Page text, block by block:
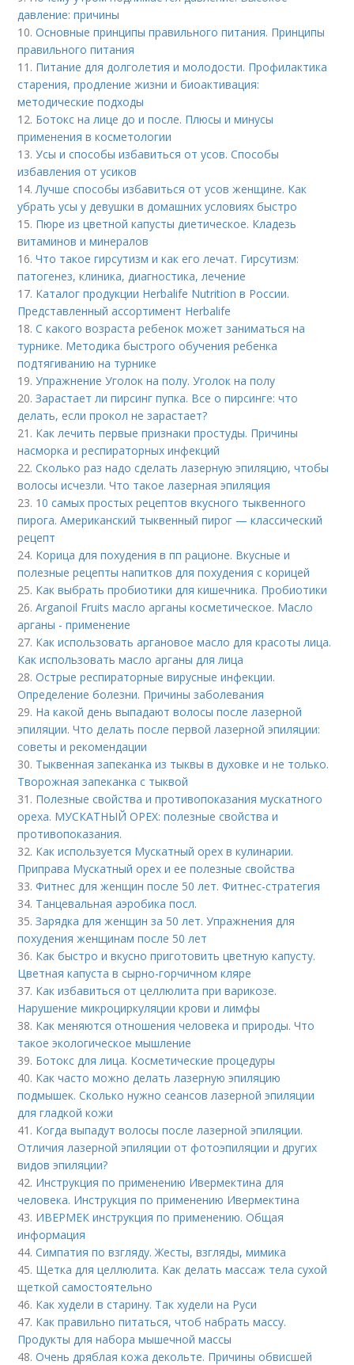
давление: причины
10.Основные принципы правильного питания. Принципы
правильного питания
11. Питание для долголетия и молодости. Профилактика
старения, продление жизни и биоактивация:
методические подходы
12. Ботокс на лице до и после. Плюсы и минусы
применения в косметологии
13.Усы и способы избавиться от усов. Способы
избавления от усиков
14.Лучше способы избавиться от усов женщине. Как
убрать усы у девушки в домашних условиях быстро
15. Пюре из цветной капусты диетическое. Кладезь
витаминов и минералов
16.Что такое гирсутизм и как его лечат. Гирсутизм:
патогенез, клиника, диагностика, лечение
17. Каталог продукции Herbalife Nutrition в России.
Представленный ассортимент Herbalife
18.С какого возраста ребенок может заниматься на
турнике. Методика быстрого обучения ребенка
подтягиванию на турнике
19.Упражнение Уголок на полу. Уголок на полу
20.Зарастает ли пирсинг пупка. Все о пирсинге: что
делать, если прокол не зарастает?
21. Как лечить первые признаки простуды. Причины
насморка и респираторных инфекций
22.Сколько раз надо сделать лазерную эпиляцию, чтобы
волосы исчезли. Что такое лазерная эпиляция
23. 10 самых простых рецептов вкусного тыквенного
пирога. Американский тыквенный пирог — классический
рецепт
24. Корица для похудения в пп рационе. Вкусные и
полезные рецепты напитков для похудения с корицей
25. Как выбрать пробиотики для кишечника. Пробиотики
26.Arganoil Fruits масло арганы косметическое. Масло
арганы - применение
27. Как использовать аргановое масло для красоты лица.
Как использовать масло арганы для лица
28.Острые респираторные вирусные инфекции.
Определение болезни. Причины заболевания
29. На какой день выпадают волосы после лазерной
эпиляции. Что делать после первой лазерной эпиляции:
советы и рекомендации
30. Тыквенная запеканка из тыквы в духовке и не только.
Творожная запеканка с тыквой
31. Полезные свойства и противопоказания мускатного
ореха. МУСКАТНЫЙ ОРЕХ: полезные свойства и
противопоказания.
32. Как используется Мускатный орех в кулинарии.
Приправа Мускатный орех и ее полезные свойства
33.Фитнес для женщин после 50 лет. Фитнес-стратегия
34. Танцевальная аэробика посл.
35.Зарядка для женщин за 50 лет. Упражнения для
похудения женщинам после 50 лет
36. Как быстро и вкусно приготовить цветную капусту.
Цветная капуста в сырно-горчичном кляре
37. Как избавиться от целлюлита при варикозе.
Нарушение микроциркуляции крови и лимфы
38. Как меняются отношения человека и природы. Что
такое экологическое мышление
39. Ботокс для лица. Косметические процедуры
40. Как часто можно делать лазерную эпиляцию
подмышек. Сколько нужно сеансов лазерной эпиляции
для гладкой кожи
41. Когда выпадут волосы после лазерной эпиляции.
Отличия лазерной эпиляции от фотоэпиляции и других
видов эпиляции?
42. Инструкция по применению Ивермектина для
человека. Инструкция по применению Ивермектина
43. ИВЕРМЕК инструкция по применению. Общая
информация
44.Симпатия по взгляду. Жесты, взгляды, мимика
45. Щетка для целлюлита. Как делать массаж тела сухой
щеткой самостоятельно
46. Как худели в старину. Так худели на Руси
47. Как правильно питаться, чтоб набрать массу.
Продукты для набора мышечной массы
48.Очень дряблая кожа декольте. Причины обвисшей